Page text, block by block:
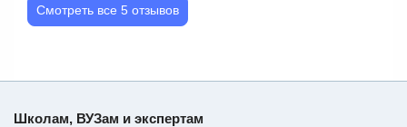
Смотреть все 5 отзывов
Школам, ВУЗам и экспертам